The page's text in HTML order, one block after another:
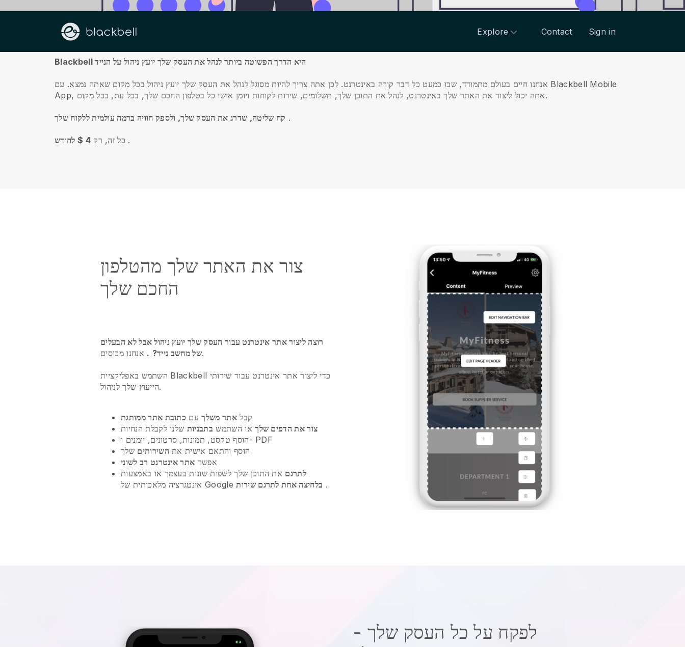
Explore Contact Sign in
עלינו
Blackbell היא הדרך הפשוטה ביותר לנהל את העסק שלך יועץ ניהול על הנייד
אנחנו חיים בעולם מתמודד, שבו כמעט כל דבר קורה באינטרנט. לכן אתה צריך להיות מסוגל לנהל את העסק שלך יועץ ניהול בכל מקום שאתה נמצא. Blackbell Mobile
App, אתה יכול ליצור את האתר שלך באינטרנט, לנהל את התוכן שלך, תשלומים, שירות לקוחות ויומן אישי כל בטלפון החכם שלך, בכל עת, בכל מקום.
קח שליטה, שדרג את העסק שלך, ולספק חוויה ברמה עולמית ללקוח שלך .
כל זה, רק4 $ לחודש .
צור את האתר שלך מהטלפון
החכם שלך
רוצה ליצור אתר אינטרנט עבור העסק שלך יועץ ניהול אבל לא הבעלים
של מחשב נייד? . אנחנו מכוסים.
השתמש באפליקציית Blackbell כדי ליצור אתר אינטרנט עבור שירותי
הייעוץ שלך לניהול.
קבלאתר משלךעם כתובת אתר ממותגת
צור את הדפים שלךאו השתמש בתבניות שלנו לקבלת הנחיות
הוסף טקסט, תמונות, סרטונים, יומנים ו- PDF
הוסף והתאם אישית את השירותים שלך
אפשר אתר אינטרנט רב לשוני
לתרגם את התוכן שלך לשפות שונות בעצמך או באמצעות
אינטגרציה מלאכותית של Googleבלחיצה אחת לתרגם שירות .
לפקח על כל העסק שלך -